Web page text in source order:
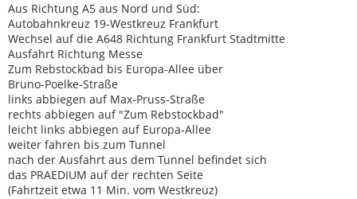
Aus Richtung A5 aus Nord und Süd:
Autobahnkreuz 19-Westkreuz Frankfurt
Wechsel auf die A648 Richtung Frankfurt Stadtmitte
Ausfahrt Richtung Messe
Zum Rebstockbad bis Europa-Allee über
Bruno-Poelke-Straße
links abbiegen auf Max-Pruss-Straße
rechts abbiegen auf "Zum Rebstockbad"
leicht links abbiegen auf Europa-Allee
weiter fahren bis zum Tunnel
nach der Ausfahrt aus dem Tunnel befindet sich
das PRAEDIUM auf der rechten Seite
(Fahrtzeit etwa 11 Min. vom Westkreuz)